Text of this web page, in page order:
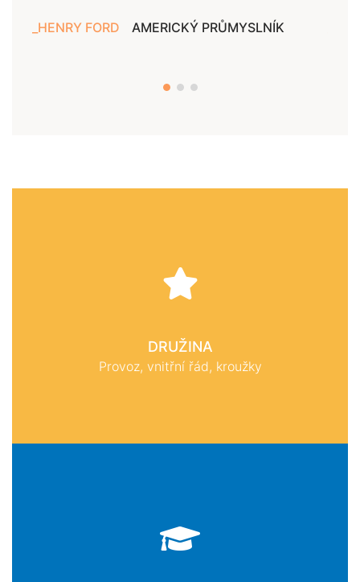
HENRY FORD AMERICKÝ PRŮMYSLNÍK
DRUŽINA
Provoz, vnitřní řád, kroužky